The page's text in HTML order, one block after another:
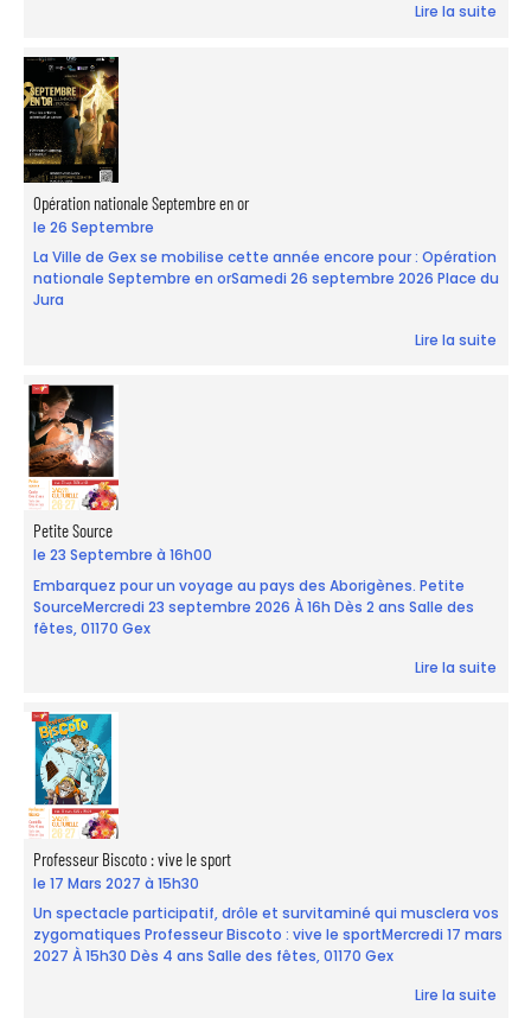
Lire la suite
Opération nationale Septembre en or
le 26 Septembre
La Ville de Gex se mobilise cette année encore pour : Opération
nationale Septembre en orSamedi 26 septembre 2026 Place du
Jura
Lire la suite
Petite Source
le 23 Septembre à 16h00
Embarquez pour un voyage au pays des Aborigènes. Petite
SourceMercredi 23 septembre 2026 À 16h Dès 2 ans Salle des
fêtes, 01170 Gex
Lire la suite
Professeur Biscoto : vive le sport
le 17 Mars 2027 à 15h30
Un spectacle participatif, drôle et survitaminé qui musclera vos
zygomatiques Professeur Biscoto : vive le sportMercredi 17 mars
2027 À 15h30 Dès 4 ans Salle des fêtes, 01170 Gex
Lire la suite